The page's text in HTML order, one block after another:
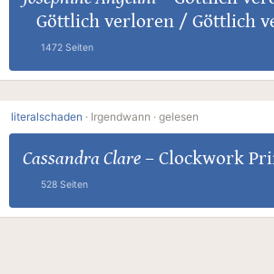
Göttlich verloren / Göttlich
1472 Seiten
literalschaden · Irgendwann · gelesen
Cassandra Clare– Clockwork
528 Seiten